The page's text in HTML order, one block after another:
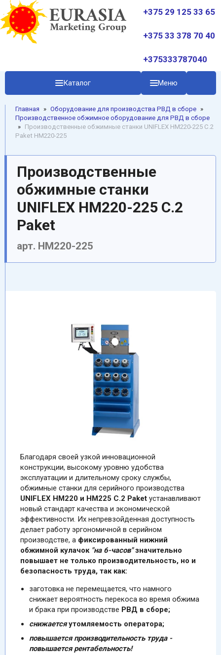
+375 29 125 33 65
+375 33 378 70 40
+375333787040
Каталог Меню
Главная » Oборудование для производства РВД в сборе »
Производственное обжимное оборудование для РВД в сборе
» Производственные обжимные станки UNIFLEХ HM220-225 C.2
Paket HM220-225
Производственные
обжимные станки
UNIFLEХ HM220-225 C.2
Paket
арт. HM220-225
Благодаря своей узкой инновационной
конструкции, высокому уровню удобства
эксплуатации и длительному сроку службы,
обжимные станки для серийного производства
UNIFLEX HM220 и HM225 С.2 Paket устанавливают
новый стандарт качества и экономической
эффективности. Их непревзойденная доступность
делает работу эргономичной в серийном
производстве, а фиксированный нижний
обжимной кулачок "на 6-часов"значительно
повышает не только производительность, но и
безопасность труда, так как:
заготовка не перемещается, что намного
снижает вероятность перекоса во время обжима
и брака при производстве РВД в сборе;
снижаетсяутомляемость оператора;
повышается производительность труда -
повышается рентабельность!